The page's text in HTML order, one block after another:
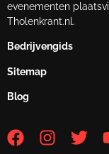
evenementen
Tholenkrant.nl.
Bedrijvengids
Sitemap
Blog